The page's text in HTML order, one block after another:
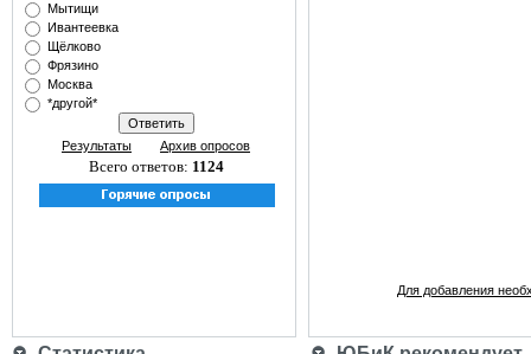
Мытищи
Ивантеевка
Щёлково
Фрязино
Москва
*другой*
Результаты Архив опросов
Всего ответов: 1124
Для добавления